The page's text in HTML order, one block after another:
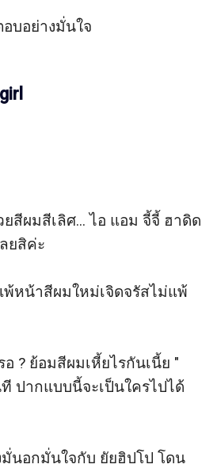
บอย่างมั่นใจ
สีผมสีเลิศ... ไอ แอม จี้จี้ ฮาดิด
ยสิค่ะ
หน้าสีผมใหม่เจิดจรัสไม่แพ้
อ ? ย้อมสีผมเหี้ยไรกันเนี้ย "
ปากแบบนี้จะเป็นใครไปได้
นอกมั่นใจกับ ยัยฮิปโป โดน